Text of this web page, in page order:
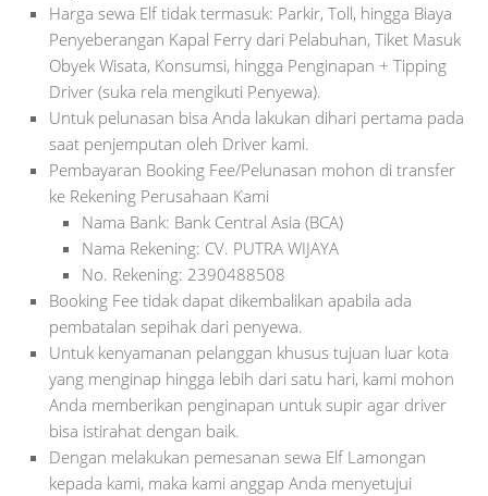
Harga sewa Elf tidak termasuk: Parkir, Toll, hingga Biaya
Penyeberangan Kapal Ferry dari Pelabuhan, Tiket Masuk
Obyek Wisata, Konsumsi, hingga Penginapan + Tipping
Driver (suka rela mengikuti Penyewa).
Untuk pelunasan bisa Anda lakukan dihari pertama pada
saat penjemputan oleh Driver kami.
Pembayaran Booking Fee/Pelunasan mohon di transfer
ke Rekening Perusahaan Kami
Nama Bank: Bank Central Asia (BCA)
Nama Rekening: CV. PUTRA WIJAYA
No. Rekening: 2390488508
Booking Fee tidak dapat dikembalikan apabila ada
pembatalan sepihak dari penyewa.
Untuk kenyamanan pelanggan khusus tujuan luar kota
yang menginap hingga lebih dari satu hari, kami mohon
Anda memberikan penginapan untuk supir agar driver
bisa istirahat dengan baik.
Dengan melakukan pemesanan sewa Elf Lamongan
kepada kami, maka kami anggap Anda menyetujui